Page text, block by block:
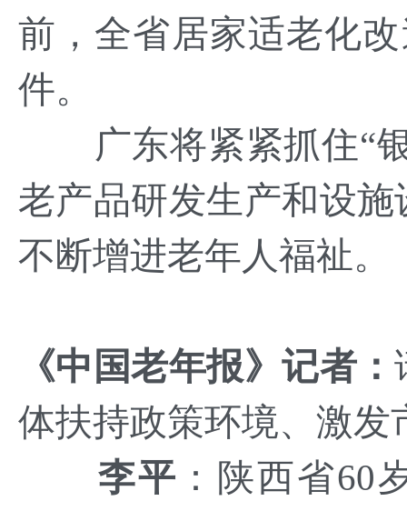
前，全省居家适老化
件。
广东将紧紧抓住“银
老产品研发生产和设
不断增进老年人福祉。
《中国老年报》记者：
体扶持政策环境、激
李平 ： 陕西省60